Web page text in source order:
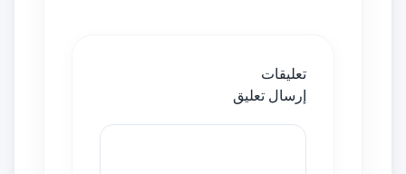
تعليقات
إرسال تعليق